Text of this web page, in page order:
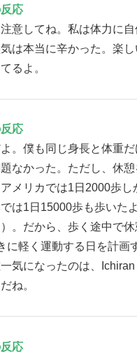
応
注意してね。私は体力に
は本当に辛かった。楽
るよ。
応
よ。僕も同じ身長と体重
なかった。ただし、休
メリカでは1日2000歩し
は1日15000歩も歩いた
。だから、歩く途中で
に軽く運動する日を計画
気になったのは、
ね。
応